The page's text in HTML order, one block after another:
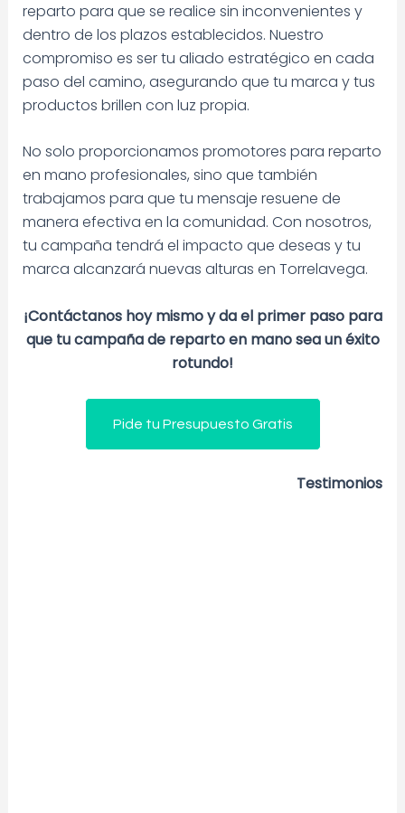
reparto para que se realice sin inconvenientes y
dentro de los plazos establecidos. Nuestro
compromiso es ser tu aliado estratégico en cada
paso del camino, asegurando que tu marca y tus
productos brillen con luz propia.
No solo proporcionamos promotores para reparto
en mano profesionales, sino que también
trabajamos para que tu mensaje resuene de
manera efectiva en la comunidad. Con nosotros,
tu campaña tendrá el impacto que deseas y tu
marca alcanzará nuevas alturas en Torrelavega.
¡Contáctanos hoy mismo y da el primer paso para
que tu campaña de reparto en mano sea un éxito
rotundo!
Pide tu Presupuesto Gratis
Testimonios